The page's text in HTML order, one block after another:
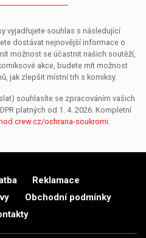
vyjadřujete souhlas s následující
dostávat nejnovější informace o
možnost se účastnit našich soutěží,
akce, budete mít možnost
jak zlepšit místní trh s komiksy.
souhlasíte se zpracováním vašich
platných od 1. 4. 2026. Kompletní
ochrana-soukromi.
Reklamace
Obchodní podmínky